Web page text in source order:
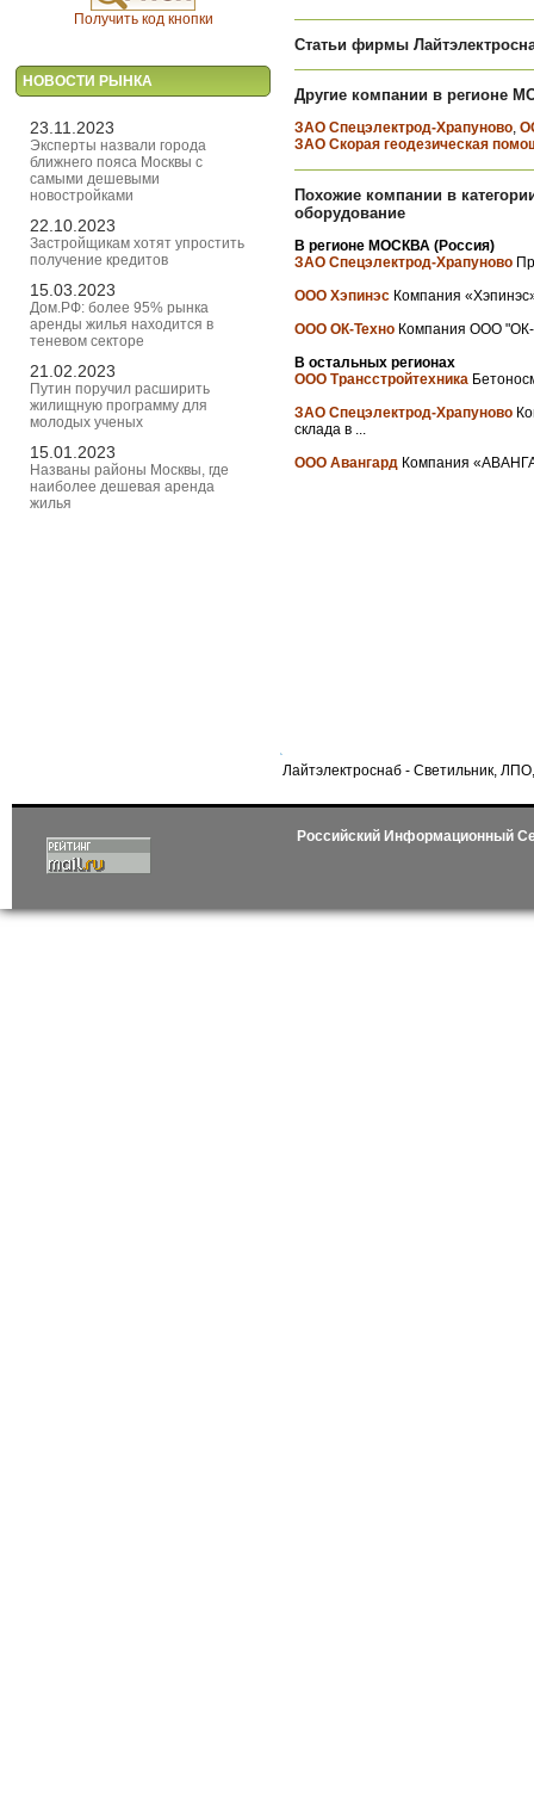
Получить код кнопки
НОВОСТИ РЫНКА
23.11.2023
Эксперты назвали города
ближнего пояса Москвы с
самыми дешевыми
новостройками
22.10.2023
Застройщикам хотят упростить
получение кредитов
15.03.2023
Дом.РФ: более 95% рынка
аренды жилья находится в
теневом секторе
21.02.2023
Путин поручил расширить
жилищную программу для
молодых ученых
15.01.2023
Названы районы Москвы, где
наиболее дешевая аренда
жилья
Статьи фирмы
Другие компании в регионе
ЗАО Спецэлектрод-Храпуново,
ЗАО Скорая геодезическая
Похожие компании в
оборудование
В регионе МОСКВА (Россия)
ЗАО Спецэлектрод-Храпуново
ООО Хэпинэс Компания
ООО ОК-Техно Компания ООО "ОК-
В остальных регионах
ООО Трансстройтехника
ЗАО Спецэлектрод-Храпуново
склада в ...
ООО Авангард Компания
Лайтэлектроснаб - Светильник,
Российский Информационный